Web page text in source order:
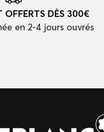
OFFERTS DÈS 300€
en 2-4 jours ouvrés